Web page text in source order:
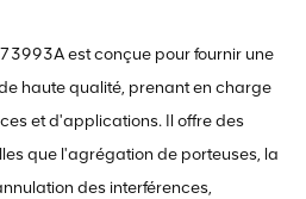
est conçue pour fournir une
haute qualité, prenant en charge
et d'applications. Il offre des
que l'agrégation de porteuses, la
des interférences,